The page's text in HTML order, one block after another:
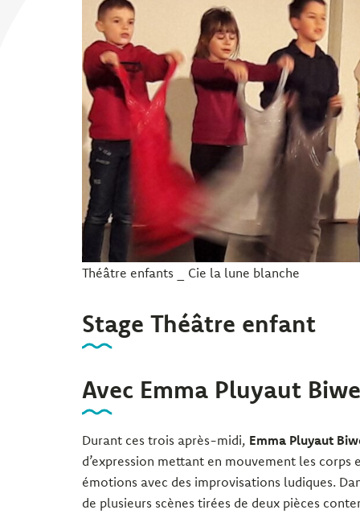
Théâtre enfants _ Cie la lune blanche
Stage Théâtre enfant
Avec Emma Pluyaut
Durant ces trois après-midi, Emma Pluyaut
d’expression mettant en mouvement les corps
émotions avec des improvisations ludiques.
de plusieurs scènes tirées de deux pièces